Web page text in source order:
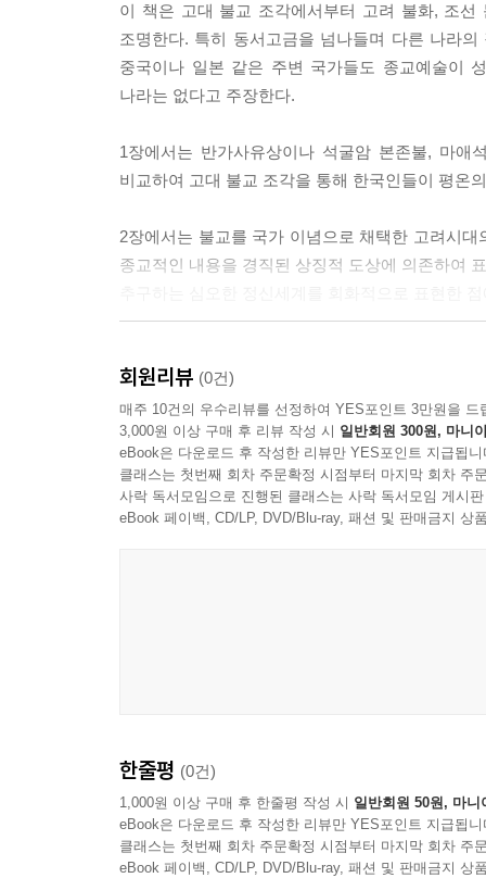
고려 불화는 그러한 우주의 화엄 세계를 형상화
신, 현상과 이데아, 구상과 추상이라는 이분법적
---「속세의 고통을 치유하는 광명의 빛」중에서
의 사회에서는 여가가 경제적 가치를 지니게 되면
자기를 위한 시간이고, 자기 본성을 찾아가는 시
---「자기의 본성을 찾아가는 소중한 시간」중에서
미학’이고 ‘현존의 아름다움’이다.
---「자기의 본성을 찾아가는 소중한 시간」중에서
이처럼 바로크풍의 작품은 연극적인 효과를 통해
열반에 이른 부처를 보듯이 평온하기만 하다. 이
앉은 이후에 드러나는 인간의 평온한 본성에 있
이 책은 고대 불교 조각에서부터 고려 불화, 조
조명한다. 특히 동서고금을 넘나들며 다른 나라
중국이나 일본 같은 주변 국가들도 종교예술이
나라는 없다고 주장한다.
1장에서는 반가사유상이나 석굴암 본존불, 마
비교하여 고대 불교 조각을 통해 한국인들이 평온
2장에서는 불교를 국가 이념으로 채택한 고려시
종교적인 내용을 경직된 상징적 도상에 의존하여
기운을 생동감 있게 표현함으로써 정신적 평온함
모두 평범한 일상에서 정신적 평온함을 구현한 작
4장에서는 오늘날 현대미술에서 평온의 미의식이
마애불처럼 새겨 놓은 박수근을, 조각에서는
소개했다. 그리고 동시대 미술의 사례로는 보따리
신명은 삶의 역경을 극복하는 흥겨운 미의식이
인간 중심주의 문화를 치유할 수 있는 자연 친
명상적인 미의식이다.
회원리뷰 (0건)
매주 10건의 우수리뷰를 선정하여 YES포인트 3만원을 드
3,000원 이상 구매 후 리뷰 작성 시 일반회원 300원, 마니
eBook은 다운로드 후 작성한 리뷰만 YES포인트 지급됩니
클래스는 첫번째 회차 주문확정 시점부터 마지막 회차 주
사락 독서모임으로 진행된 클래스는 사락 독서모임 게시
eBook 페이백, CD/LP, DVD/Blu-ray, 패션 및 판매금지 상
한줄평 (0건)
1,000원 이상 구매 후 한줄평 작성 시 일반회원 50원, 마니
eBook은 다운로드 후 작성한 리뷰만 YES포인트 지급됩니
클래스는 첫번째 회차 주문확정 시점부터 마지막 회차 주
eBook 페이백, CD/LP, DVD/Blu-ray, 패션 및 판매금지 상